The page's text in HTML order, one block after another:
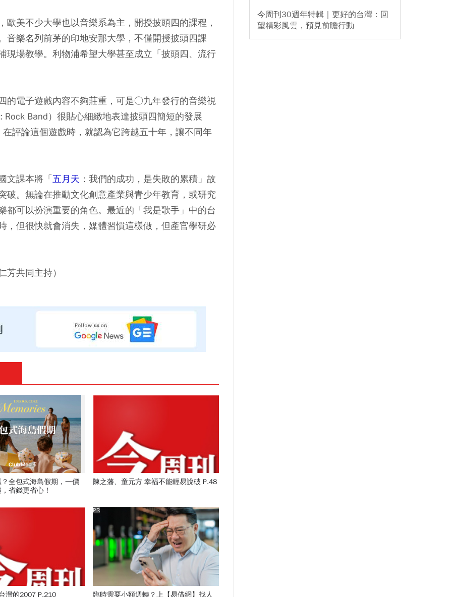
美不少大學也以音樂系為主，開授披頭四的課程，
音樂名列前茅的印地安那大學，不僅開授披頭四課
現場教學。利物浦希望大學甚至成立「披頭四、流行
的電子遊戲內容不夠莊重，可是○九年發行的音樂視
Band）很貼心細緻地表達披頭四簡短的發展
評論這個遊戲時，就認為它跨越五十年，讓不同年
文課本將「五月天 ：我們的成功，是失敗的累積」故
破。無論在推動文化創意產業與青少年教育，或研究
都可以扮演重要的角色。最近的「我是歌手」中的台
，但很快就會消失，媒體習慣這樣做，但產官學研必
共同主持）
全包式海島假期，一價
省錢更省心！
陳之藩、童元方 幸福不能輕易說破 P.48
灣的2007 P.210 臨時需要小額週轉？上【易借網】找人
PR
今周刊30週年特輯｜更好的台灣：回
望精彩風雲，預見前瞻行動